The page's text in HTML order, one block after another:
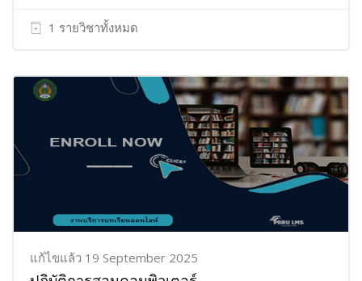
1 รายวิชาทั้งหมด
แก้ไขแล้ว 19 September 2025